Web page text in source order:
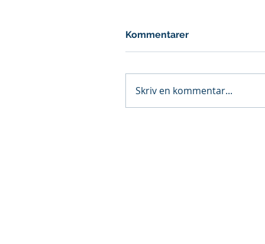
Kommentarer
Skriv en kommentar...